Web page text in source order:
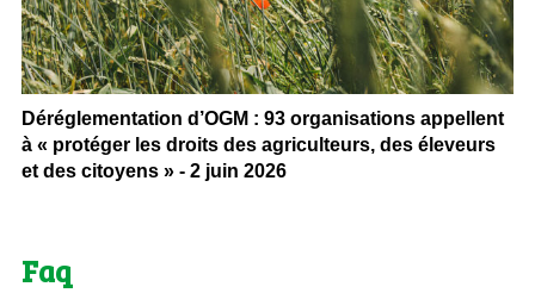
Déréglementation d’OGM : 93 organisations appellent
à « protéger les droits des agriculteurs, des éleveurs
et des citoyens » - 2 juin 2026
Faq